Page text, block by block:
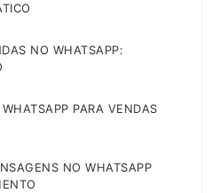
NO WHATSAPP:
PARA VENDAS
NO WHATSAPP